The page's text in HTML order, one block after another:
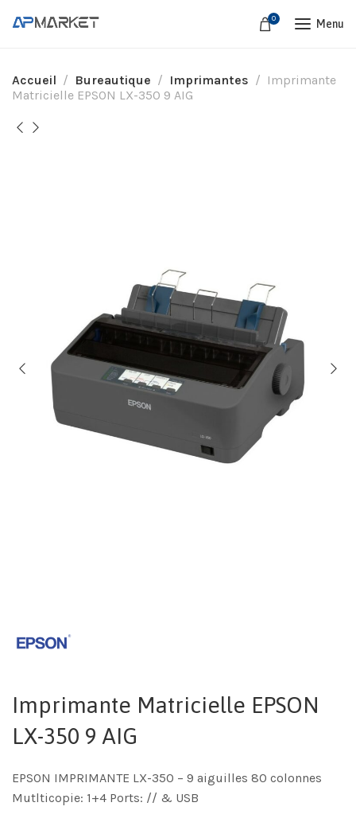
0 Menu
Accueil Bureautique Imprimantes
Imprimante
Matricielle EPSON LX-350 9 AIG
Imprimante Matricielle EPSON
LX-350 9 AIG
EPSON IMPRIMANTE LX-350 – 9 aiguilles 80 colonnes
Mutlticopie: 1+4 Ports: // & USB